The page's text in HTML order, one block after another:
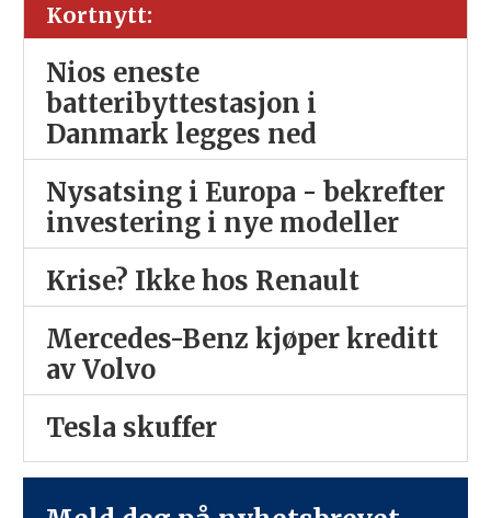
Kortnytt:
Nios eneste
batteribyttestasjon i
Danmark legges ned
Nysatsing i Europa - bekrefter
investering i nye modeller
Krise? Ikke hos Renault
Mercedes-Benz kjøper kreditt
av Volvo
Tesla skuffer